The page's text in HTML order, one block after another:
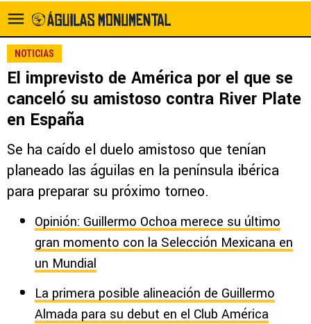
NOTICIAS
El imprevisto de América por el que se
canceló su amistoso contra River Plate
en España
Se ha caído el duelo amistoso que tenían
planeado las águilas en la península ibérica
para preparar su próximo torneo.
Opinión: Guillermo Ochoa merece su último
gran momento con la Selección Mexicana en
un Mundial
La primera posible alineación de Guillermo
Almada para su debut en el Club América